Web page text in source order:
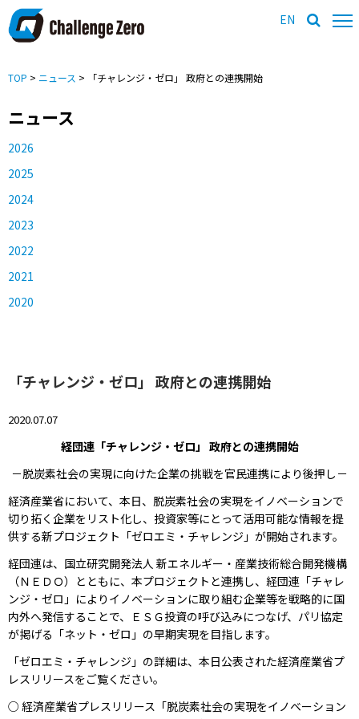
EN
TOP > ニュース > 「チャレンジ・ゼロ」 政府との連携開始
ニュース
2026
2025
2024
2023
2022
2021
2020
「チャレンジ・ゼロ」 政府との連携開始
2020.07.07
経団連「チャレンジ・ゼロ」 政府との連携開始
－脱炭素社会の実現に向けた企業の挑戦を官民連携により後押し－
経済産業省において、本日、脱炭素社会の実現をイノベーションで
切り拓く企業をリスト化し、投資家等にとって活用可能な情報を提
供する新プロジェクト「ゼロエミ・チャレンジ」が開始されます。
経団連は、国立研究開発法人 新エネルギー・産業技術総合開発機構
（ＮＥＤＯ）とともに、本プロジェクトと連携し、経団連「チャレ
ンジ・ゼロ」によりイノベーションに取り組む企業等を戦略的に国
内外へ発信することで、ＥＳＧ投資の呼び込みにつなげ、パリ協定
が掲げる「ネット・ゼロ」の早期実現を目指します。
「ゼロエミ・チャレンジ」の詳細は、本日公表された経済産業省プ
レスリリースをご覧ください。
○ 経済産業省プレスリリース「脱炭素社会の実現をイノベーション